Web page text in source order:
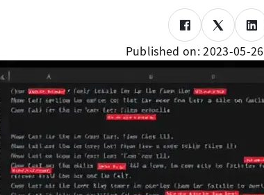
Published on:2023-05-26